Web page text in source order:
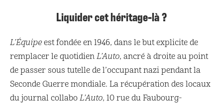
Liquider cet héritage-là ?
L’Équipeest fondée en 1946, dans le but explicite de
remplacer le quotidien L’Auto, ancré à droite au point
de passer sous tutelle de l’occupant nazi pendant la
Seconde Guerre mondiale. La récupération des locaux
du journal collabo L’Auto, 10 rue du Faubourg-